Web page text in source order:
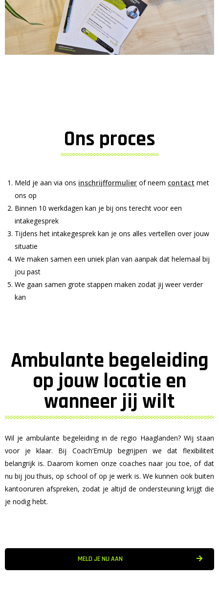
Ons proces
Meld je aan via ons inschrijfformulier of neem contact met
ons op
Binnen 10 werkdagen kan je bij ons terecht voor een
intakegesprek
Tijdens het intakegesprek kan je ons alles vertellen over jouw
situatie
We maken samen een uniek plan van aanpak dat helemaal bij
jou past
We gaan samen grote stappen maken zodat jij weer verder
kan
Ambulante begeleiding
op jouw locatie en
wanneer jij wilt
Wil je ambulante begeleiding in de regio Haaglanden? Wij staan
voor je klaar. Bij Coach’EmUp begrijpen we dat flexibiliteit
belangrijk is. Daarom komen onze coaches naar jou toe, of dat
nu bij jou thuis, op school of op je werk is. We kunnen ook buiten
kantooruren afspreken, zodat je altijd de ondersteuning krijgt die
je nodig hebt.
MELD JE NU AAN